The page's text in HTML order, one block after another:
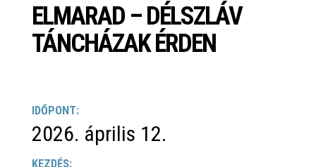
ELMARAD – DÉLSZLÁV
TÁNCHÁZAK ÉRDEN
IDŐPONT:
2026. április 12.
KEZDÉS: